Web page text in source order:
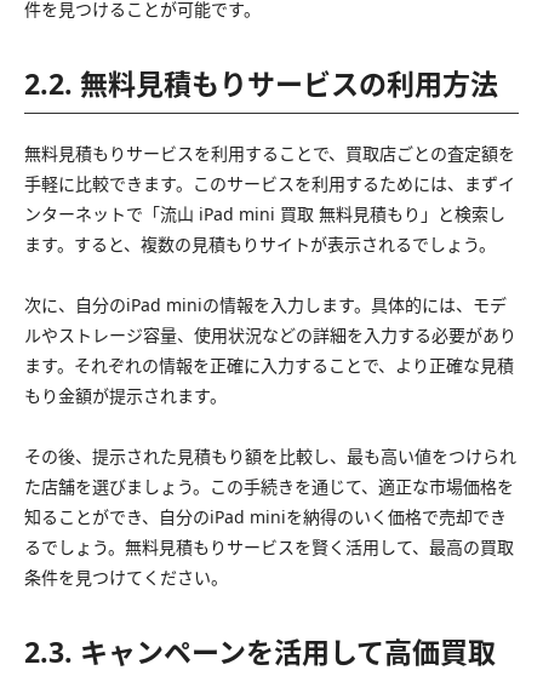
件を見つけることが可能です。
2.2. 無料見積もりサービスの利用方法
無料見積もりサービスを利用することで、買取店ごとの査定額を
手軽に比較できます。このサービスを利用するためには、まずイ
ンターネットで「流山 iPad mini 買取 無料見積もり」と検索し
ます。すると、複数の見積もりサイトが表示されるでしょう。
次に、自分のiPad miniの情報を入力します。具体的には、モデ
ルやストレージ容量、使用状況などの詳細を入力する必要があり
ます。それぞれの情報を正確に入力することで、より正確な見積
もり金額が提示されます。
その後、提示された見積もり額を比較し、最も高い値をつけられ
た店舗を選びましょう。この手続きを通じて、適正な市場価格を
知ることができ、自分のiPad miniを納得のいく価格で売却でき
るでしょう。無料見積もりサービスを賢く活用して、最高の買取
条件を見つけてください。
2.3. キャンペーンを活用して高価買取